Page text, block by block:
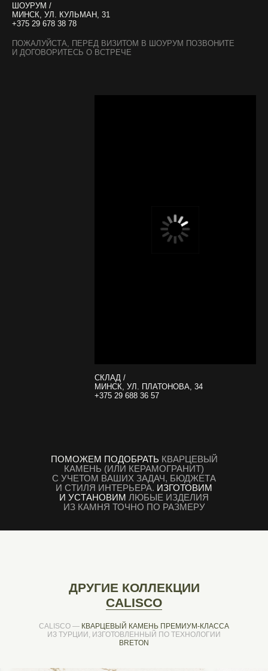
ШОУРУМ /
МИНСК, УЛ. КУЛЬМАН, 31
+375 29 678 38 78
ПОЖАЛУЙСТА, ПЕРЕД ВИЗИТОМ В ШОУРУМ ПОЗВОНИТЕ
И ДОГОВОРИТЕСЬ О ВСТРЕЧЕ
СКЛАД /
МИНСК, УЛ. ПЛАТОНОВА, 34
+375 29 688 36 57
ПОМОЖЕМ ПОДОБРАТЬ КВАРЦЕВЫЙ
КАМЕНЬ (ИЛИ КЕРАМОГРАНИТ)
С УЧЕТОМ ВАШИХ ЗАДАЧ, БЮДЖЕТА
И СТИЛЯ ИНТЕРЬЕРА. ИЗГОТОВИМ
И УСТАНОВИМ ЛЮБЫЕ ИЗДЕЛИЯ
ИЗ КАМНЯ ТОЧНО ПО РАЗМЕРУ
ДРУГИЕ КОЛЛЕКЦИИ
CALISCO
CALISCO — КВАРЦЕВЫЙ КАМЕНЬ ПРЕМИУМ-КЛАССА
ИЗ ТУРЦИИ, ИЗГОТОВЛЕННЫЙ ПО ТЕХНОЛОГИИ
BRETON